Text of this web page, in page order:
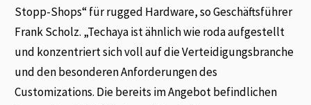
Stopp-Shops“ für rugged Hardware, so Geschäftsführer
Frank Scholz. „Techaya ist ähnlich wie roda aufgestellt
und konzentriert sich voll auf die Verteidigungsbranche
und den besonderen Anforderungen des
Customizations. Die bereits im Angebot befindlichen